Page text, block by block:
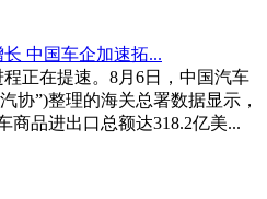
中国车企加速拓...
正在提速。8月6日，中国汽车
协”)整理的海关总署数据显示，
商品进出口总额达318.2亿美...